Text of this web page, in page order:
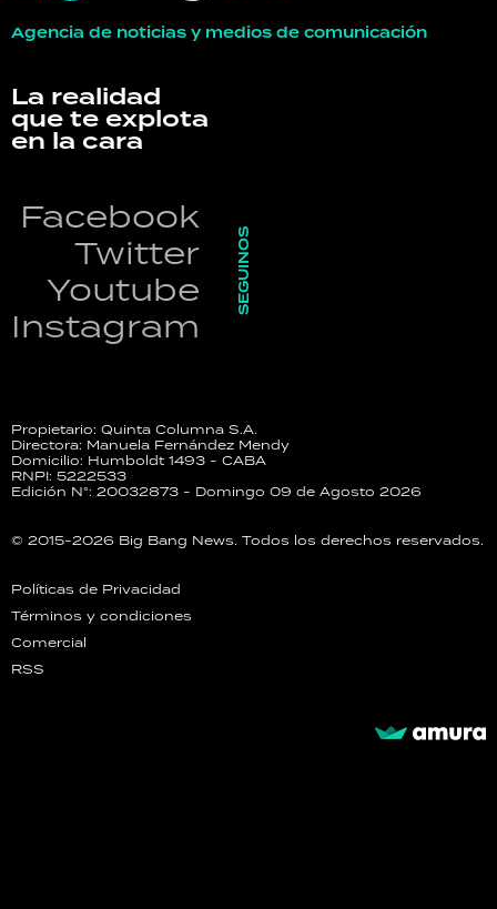
Agencia de noticias y medios de comunicación
La realidad
que te explota
en la cara
Facebook
Twitter
Youtube
Instagram
SEGUINOS
Propietario: Quinta Columna S.A.
Directora: Manuela Fernández Mendy
Domicilio: Humboldt 1493 - CABA
RNPI: 5222533
Edición N°: 20032873 - Domingo 09 de Agosto 2026
© 2015-2026 Big Bang News. Todos los derechos reservados.
Políticas de Privacidad
Términos y condiciones
Comercial
RSS